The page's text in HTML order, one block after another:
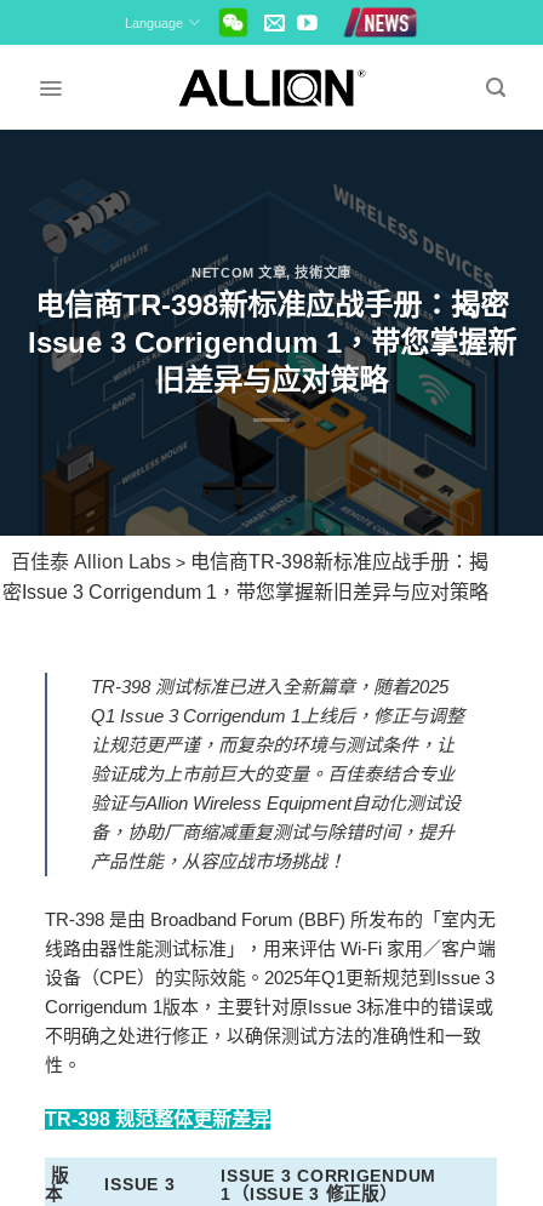
to
Language
NETCOM 文章,技術文庫
电信商TR-398新标准应战手册：揭密
Issue 3 Corrigendum 1，带您掌握新
旧差异与应对策略
百佳泰 Allion Labs > 电信商TR-398新标准应战手册：揭
密Issue 3 Corrigendum 1，带您掌握新旧差异与应对策略
TR-398 测试标准已进入全新篇章，随着2025
Q1 Issue 3 Corrigendum 1上线后，修正与调整
让规范更严谨，而复杂的环境与测试条件，让
验证成为上市前巨大的变量。百佳泰结合专业
验证与Allion Wireless Equipment自动化测试设
备，协助厂商缩减重复测试与除错时间，提升
产品性能，从容应战市场挑战！
TR-398 是由 Broadband Forum (BBF) 所发布的「室内无
线路由器性能测试标准」，用来评估 Wi-Fi 家用／客户端
设备（CPE）的实际效能。2025年Q1更新规范到Issue 3
Corrigendum 1版本，主要针对原Issue 3标准中的错误或
不明确之处进行修正，以确保测试方法的准确性和一致
性。
TR-398 规范整体更新差异
版
本
ISSUE 3
ISSUE 3 CORRIGENDUM
1（ISSUE 3 修正版）